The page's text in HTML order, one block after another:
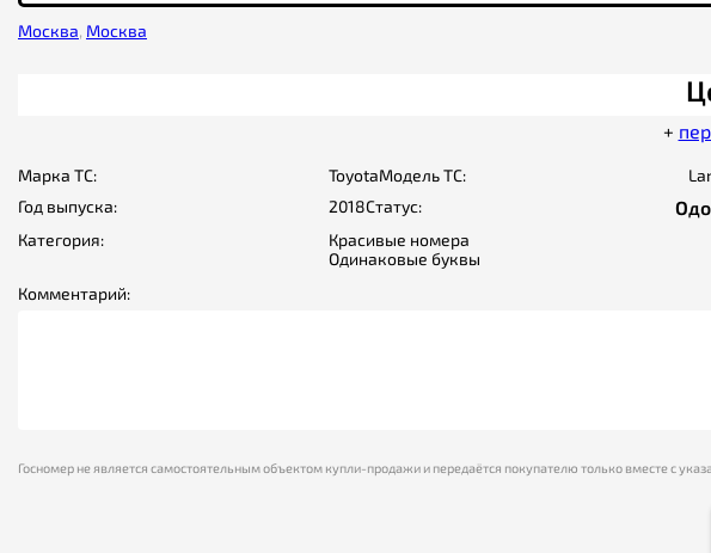
Москва, Москва
+
Марка ТС: ToyotaМодель ТС:
Год выпуска:
2018Статус:
Категория:
Красивые номера
Одинаковые буквы
Комментарий:
Госномер не является самостоятельным объектом купли-продажи и передаётся покупателю только вместе с